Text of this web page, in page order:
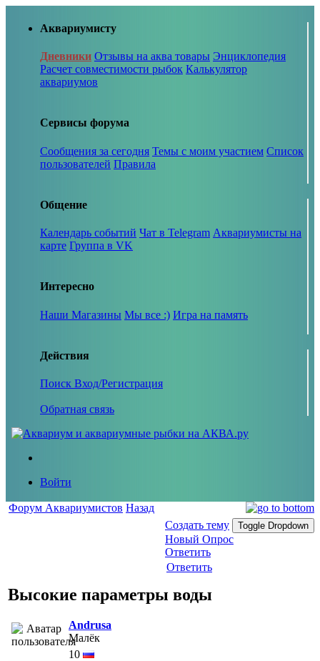
Аквариумисту
Дневники Отзывы на аква товары Энциклопедия
Расчет совместимости рыбок Калькулятор
аквариумов
Сервисы форума
Сообщения за сегодня Темы с моим участием Список
пользователей Правила
Общение
Календарь событий Чат в Telegram Аквариумисты на
карте Группа в VK
Интересно
Наши Магазины Мы все :) Игра на память
Действия
Поиск Вход/Регистрация
Обратная связь
Войти
Форум Аквариумистов Назад
Создать тему
Toggle Dropdown
Новый Опрос
Ответить
Ответить
Высокие параметры воды
Andrusa
Малёк
10